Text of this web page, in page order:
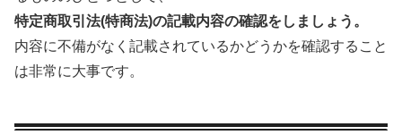
特定商取引法(特商法)の記載内容の確認をしましょう。
内容に不備がなく記載されているかどうかを確認すること
は非常に大事です。